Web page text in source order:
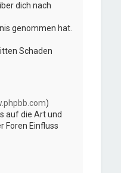
dich nach
genommen hat.
Schaden
)
auf die Art und
Foren Einfluss